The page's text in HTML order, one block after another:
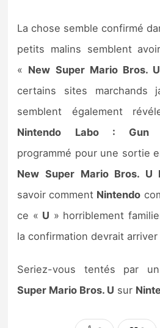
La chose semble confirmé
petits malins semblent
« New Super Mario Bros.
certains sites marchands
semblent également
Nintendo Labo : Gun
programmé pour une sortie
New Super Mario Bros. U
savoir comment Nintendo
ce « U » horriblement
la confirmation devrait
Seriez-vous tentés par
Super Mario Bros. U sur